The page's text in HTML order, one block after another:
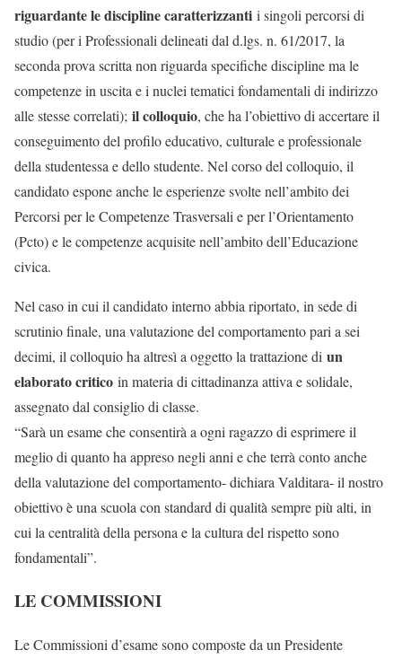
riguardante le discipline caratterizzanti i singoli percorsi di
studio (per i Professionali delineati dal d.lgs. n. 61/2017, la
seconda prova scritta non riguarda specifiche discipline ma le
competenze in uscita e i nuclei tematici fondamentali di indirizzo
alle stesse correlati); il colloquio, che ha l’obiettivo di accertare il
conseguimento del profilo educativo, culturale e professionale
della studentessa e dello studente. Nel corso del colloquio, il
candidato espone anche le esperienze svolte nell’ambito dei
Percorsi per le Competenze Trasversali e per l’Orientamento
(Pcto) e le competenze acquisite nell’ambito dell’Educazione
civica.
Nel caso in cui il candidato interno abbia riportato, in sede di
scrutinio finale, una valutazione del comportamento pari a sei
decimi, il colloquio ha altresì a oggetto la trattazione di un
elaborato critico in materia di cittadinanza attiva e solidale,
assegnato dal consiglio di classe.
“Sarà un esame che consentirà a ogni ragazzo di esprimere il
meglio di quanto ha appreso negli anni e che terrà conto anche
della valutazione del comportamento- dichiara Valditara- il nostro
obiettivo è una scuola con standard di qualità sempre più alti, in
cui la centralità della persona e la cultura del rispetto sono
fondamentali”.
LE COMMISSIONI
Le Commissioni d’esame sono composte da un Presidente